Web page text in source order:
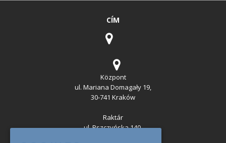
CÍM
Központ
ul. Mariana Domagały 19,
30-741 Kraków
Raktár
ul. Pszczyńska 140,